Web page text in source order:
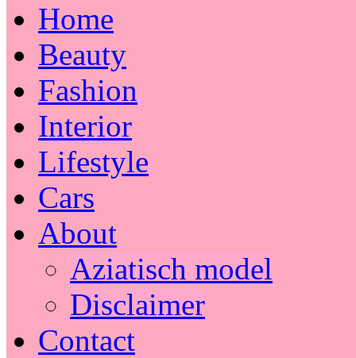
Home
Beauty
Fashion
Interior
Lifestyle
Cars
About
Aziatisch model
Disclaimer
Contact